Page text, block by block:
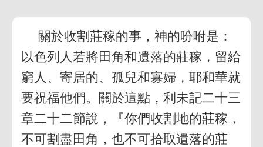
關於收割莊稼的事，神的吩咐是：
以色列人若將田角和遺落的莊稼，留給
窮人、寄居的、孤兒和寡婦，耶和華就
要祝福他們。關於這點，利未記二十三
章二十二節說，『你們收割地的莊稼，
不可割盡田角，也不可拾取遺落的莊